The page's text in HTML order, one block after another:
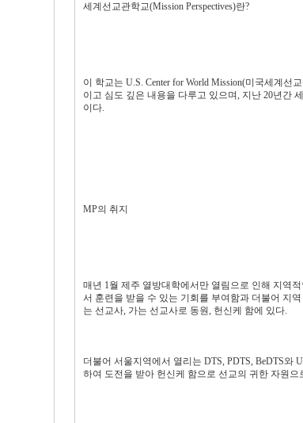
세계선교관학교(Mission Perspectives)란?
이 학교는 U.S. Center for World Mission(미국세계
이고 심도 깊은 내용을 다루고 있으며, 지난 20년간
이다.
MP의 취지
매년 1월 제주 열방대학에서만 열림으로 인해 지역
서 훈련을 받을 수 있는 기회를 부여함과 더불어 지
는 선교사, 가는 선교사로 동원, 헌신케 함에 있다.
더불어 서울지역에서 열리는 DTS, PDTS, BeDTS
하여 도전을 받아 헌신케 함으로 선교의 귀한 자원